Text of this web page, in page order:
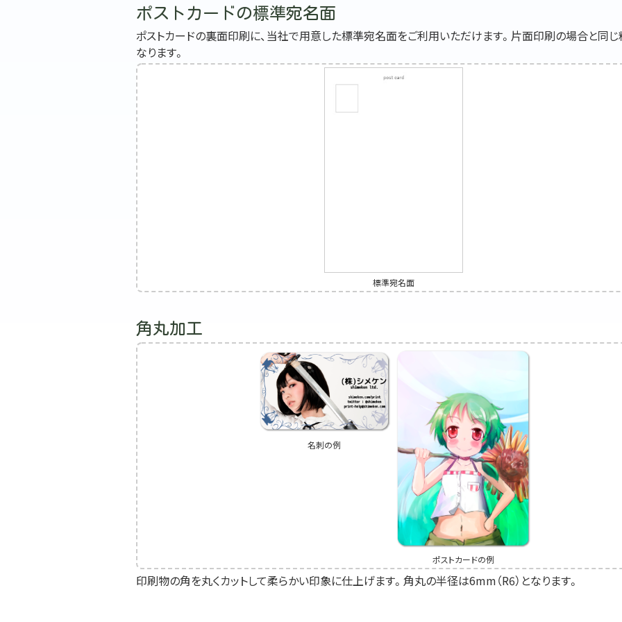
ポストカードの標準宛名面
ポストカードの裏面印刷に、当社で用意した標準宛名面をご利用いただけます。片面印刷の場合と同
なります。
標準宛名面
角丸加工
名刺の例
ポストカードの例
印刷物の角を丸くカットして柔らかい印象に仕上げます。角丸の半径は6mm（R6）となります。